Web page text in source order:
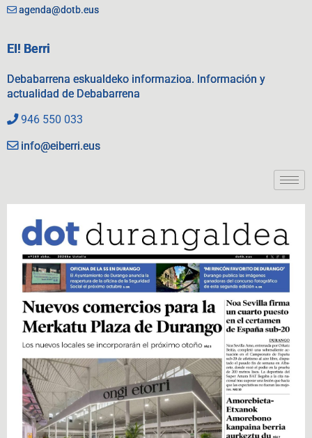
agenda@dotb.eus
EI! Berri
Debabarrena eskualdeko informazioa. Información y
actualidad de Debabarrena
946 550 033
info@eiberri.eus